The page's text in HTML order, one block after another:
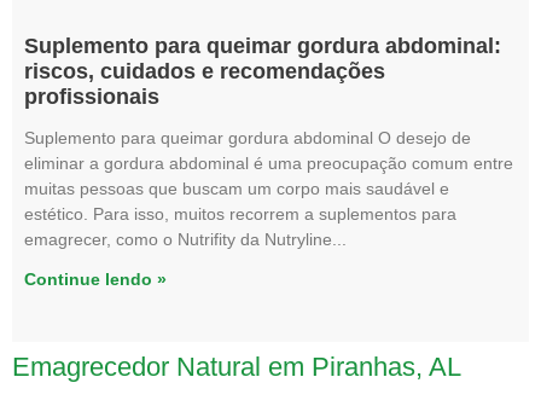
Suplemento para queimar gordura abdominal:
riscos, cuidados e recomendações
profissionais
Suplemento para queimar gordura abdominal O desejo de
eliminar a gordura abdominal é uma preocupação comum entre
muitas pessoas que buscam um corpo mais saudável e
estético. Para isso, muitos recorrem a suplementos para
emagrecer, como o Nutrifity da Nutryline
Continue lendo »
Emagrecedor Natural em Piranhas, AL